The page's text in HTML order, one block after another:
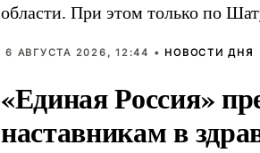
области. При этом только по
6 АВГУСТА 2026, 12:44 • НОВОСТИ ДНЯ
«Единая Россия»
наставникам в